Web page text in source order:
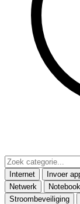
Internet Invoer
Netwerk
Notebook
Stroombeveiliging